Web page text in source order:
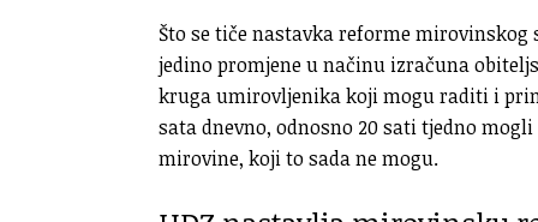
Što se tiče nastavka reforme
jedino promjene u načinu izračuna
kruga umirovljenika koji mogu raditi i
sata dnevno, odnosno 20 sati tjedno
mirovine, koji to sada ne mogu.